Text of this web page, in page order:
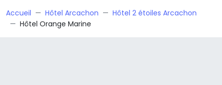
Accueil Hôtel Arcachon
Hôtel 2 étoiles Arcachon
Hôtel Orange Marine